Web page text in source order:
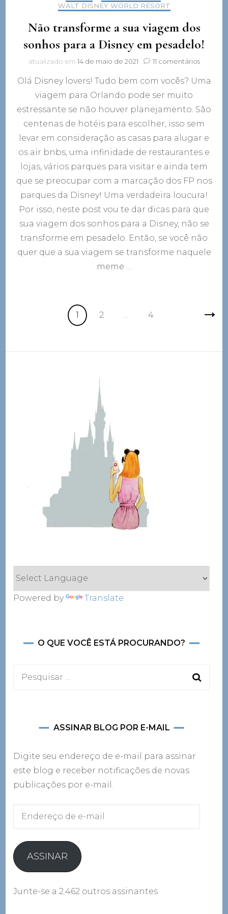
WALT DISNEY WORLD RESORT
Não transforme a sua viagem dos
sonhos para a Disney em pesadelo!
atualizado em 14 de maio de 2021 11 comentáriosem
viagem
dos
para
a
Olá Disney lovers! Tudo bem com vocês? Uma
viagem para Orlando pode ser muito
estressante se não houver planejamento. São
centenas de hotéis para escolher, isso sem
levar em consideração as casas para alugar e
os air bnbs, uma infinidade de restaurantes e
lojas, vários parques para visitar e ainda tem
que se preocupar com a marcação dos FP nos
parques da Disney! Uma verdadeira loucura!
Por isso, neste post vou te dar dicas para que
sua viagem dos sonhos para a Disney, não se
transforme em pesadelo. Então, se você não
quer que a sua viagem se transforme naquele
meme …
NavegaçãoPágina
1 Página
2 Página
4
Powered by Translate
O QUE VOCÊ ESTÁ PROCURANDO?
Pesquisar
ASSINAR BLOG POR E-MAIL
Digite seu endereço de e-mail para assinar
este blog e receber notificações de novas
publicações por e-mail.
Endereço
mailASSINAR
Junte-se a 2.462 outros assinantes